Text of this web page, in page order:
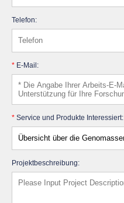
Telefon:
* E-Mail:
* Service und Produkte Interessiert:
Projektbeschreibung: